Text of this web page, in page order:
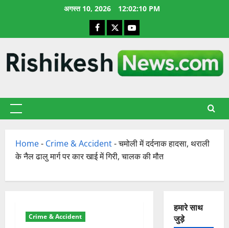
अगस्त 10, 2026 12:02:11 PM
Facebook
X YouTube
प्राथमिक
Home- Crime & Accident-चमोली में दर्दनाक हादसा, थराली
के नैल ढालु मार्ग पर कार खाई में गिरी, चालक की मौत
Crime & Accident
हमारे साथ
जुड़े